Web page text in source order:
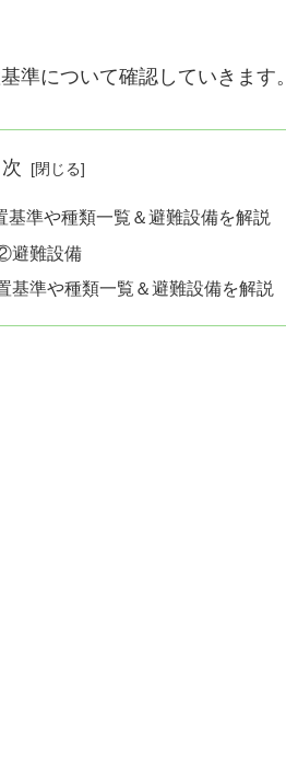
準について確認していきます。
準や種類一覧＆避難設備を解説
避難設備
基準や種類一覧＆避難設備を解説